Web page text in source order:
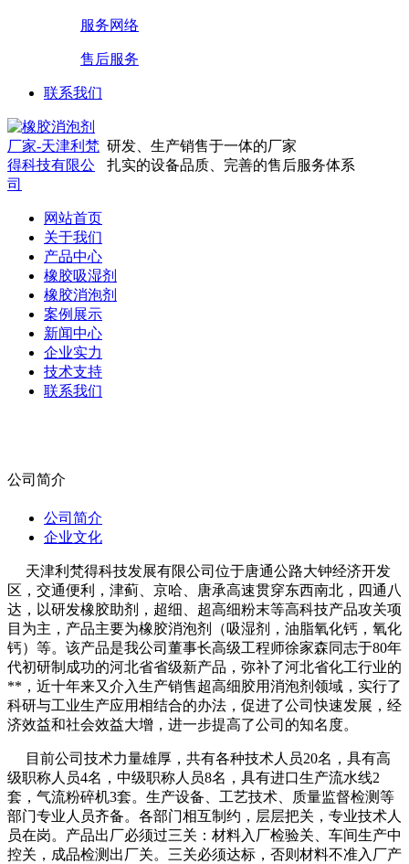
服务网络
售后服务
联系我们
研发、生产销售于一体的厂家
扎实的设备品质、完善的售后服务体系
网站首页
关于我们
产品中心
橡胶吸湿剂
橡胶消泡剂
案例展示
新闻中心
企业实力
技术支持
联系我们
公司简介
公司简介
企业文化
天津利梵得科技发展有限公司位于唐通公路大钟经济开发
区，交通便利，津蓟、京哈、唐承高速贯穿东西南北，四通八
达，以研发橡胶助剂，超细、超高细粉末等高科技产品攻关项
目为主，产品主要为橡胶消泡剂（吸湿剂，油脂氧化钙，氧化
钙）等。该产品是我公司董事长高级工程师徐家森同志于80年
代初研制成功的河北省省级新产品，弥补了河北省化工行业的
**，近十年来又介入生产销售超高细胶用消泡剂领域，实行了
科研与工业生产应用相结合的办法，促进了公司快速发展，经
济效益和社会效益大增，进一步提高了公司的知名度。
目前公司技术力量雄厚，共有各种技术人员20名，具有高
级职称人员4名，中级职称人员8名，具有进口生产流水线2
套，气流粉碎机3套。生产设备、工艺技术、质量监督检测等
部门专业人员齐备。各部门相互制约，层层把关，专业技术人
员在岗。产品出厂必须过三关：材料入厂检验关、车间生产中
控关，成品检测出厂关。三关必须达标，否则材料不准入厂产